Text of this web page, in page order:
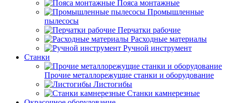
Пояса монтажные
Промышленные
пылесосы
Перчатки рабочие
Расходные материалы
Ручной инструмент
Станки
Прочие металлорежущие станки и оборудование
Листогибы
Станки камнерезные